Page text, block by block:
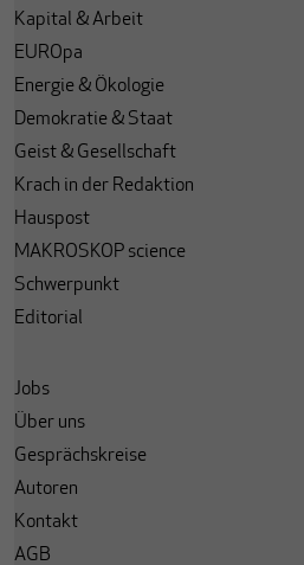
Kapital & Arbeit
EUROpa
Energie & Ökologie
Demokratie & Staat
Geist & Gesellschaft
Krach in der Redaktion
Hauspost
MAKROSKOP science
Schwerpunkt
Editorial
Jobs
Über uns
Gesprächskreise
Autoren
Kontakt
AGB